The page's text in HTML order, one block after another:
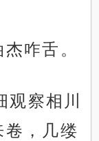
咋舌。
察相川
卷，几缕